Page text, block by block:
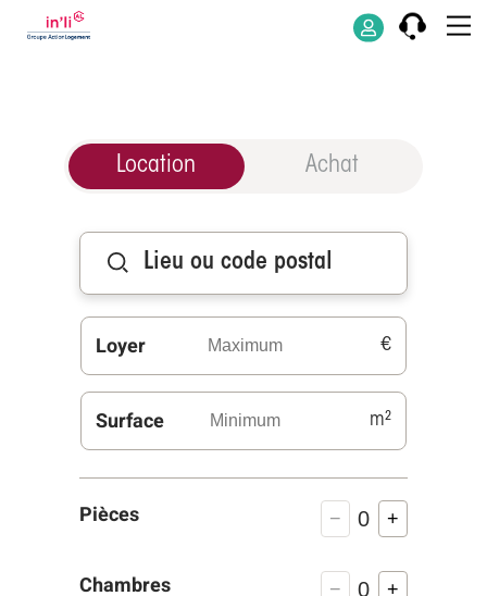
in'li : Logement
Location Achat
Loyer €
Surface m²
Pièces − +
Chambres − +